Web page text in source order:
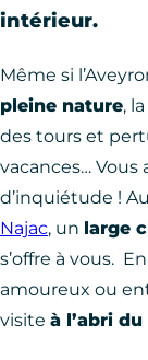
intérieur.
Même si
pleine nature,
des tours et
vacances… Vous
d’inquiétude !
Najac, un large
s’offre à vous.
amoureux ou
visite à l’abri